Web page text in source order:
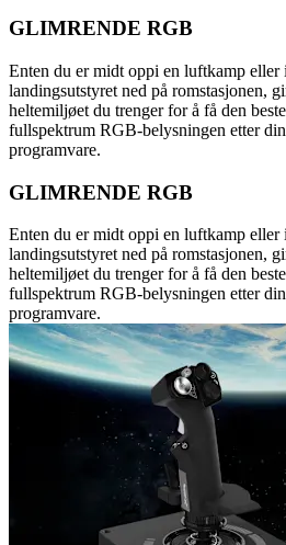
GLIMRENDE RGB
Enten du er midt oppi en luftkamp eller
landingsutstyret ned på romstasjonen,
heltemiljøet du trenger for å få den
fullspektrum RGB-belysningen etter
programvare.
GLIMRENDE RGB
Enten du er midt oppi en luftkamp eller
landingsutstyret ned på romstasjonen,
heltemiljøet du trenger for å få den
fullspektrum RGB-belysningen etter
programvare.